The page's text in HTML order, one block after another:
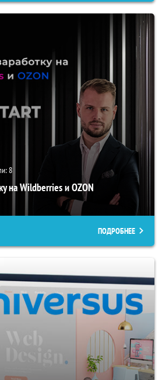
8
на Wildberries и OZON
ПОДРОБНЕЕ